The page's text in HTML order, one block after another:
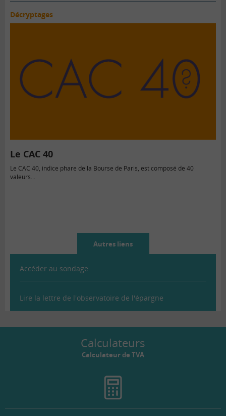
Décryptages
Le CAC 40
Le CAC 40, indice phare de la Bourse de Paris, est composé de 40
valeurs...
Autres liens
Accéder au sondage
Lire la lettre de l'observatoire de l'épargne
Calculateurs
Calculateur de TVA